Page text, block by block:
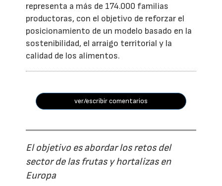
representa a más de 174.000 familias
productoras, con el objetivo de reforzar el
posicionamiento de un modelo basado en la
sostenibilidad, el arraigo territorial y la
calidad de los alimentos.
ver/escribir comentarios
El objetivo es abordar los retos del
sector de las frutas y hortalizas en
Europa